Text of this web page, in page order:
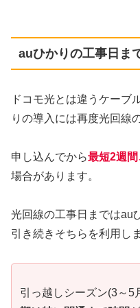
auひかりの工事日ま
ドコモ光とは違うケーブ
りの導入には再度光回線
申し込んでから最短2週
場合があります。
光回線の工事日まではau
引き続きそちらを利用し
引っ越しシーズン(3～5